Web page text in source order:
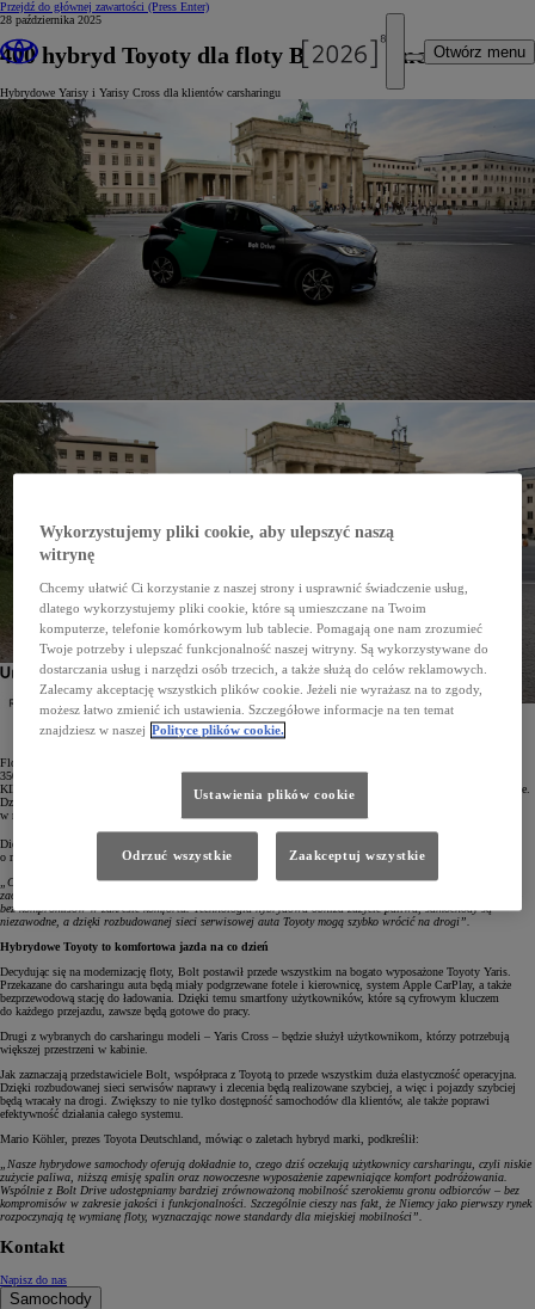
Przejdź do głównej zawartości (Press Enter)
Otwórz menu
28 października 2025
400 hybryd Toyoty dla floty Bolt w Niemczech
Hybrydowe Yarisy i Yarisy Cross dla klientów carsharingu
Firma Bolt odświeża swoją flotę pojazdów carsharingowych w Niemczech, wybierając oszczędne
i niezawodne hybrydy Toyoty. Klienci zyskają dostęp do aż 400 nowych Yarisów i Yarisów Cross.
Flota carsharingowa firmy Bolt w Niemczech zyska aż 400 nowych pojazdów hybrydowych marki Toyota –
350 Yarisów oraz 50 Yarisów Cross. Samochody te będą finansowane w ramach 24-miesięcznego Leasingu
KINTO. Miejskie bestsellery będą dostarczane etapami i na bieżąco wdrażane do oferty carsharingu Bolt Drive.
Dzięki niezawodnym i trwałym hybrydom Toyoty Bolt będzie w stanie obniżyć średnie zużycie paliwa
w niemieckiej flocie o około 35%, przy jednoczesnej redukcji emisji CO
2
Diego Ramirez-Gölz, Regional General Manager Bolt Drive Central Europe, tak uzasadniał decyzję
o modernizacji floty:
„Carsharing opiera się na efektywności i zrównoważonym podejściu. Dzięki partnerstwu z Toyotą możemy
zaoferować naszym użytkownikom większą przyjemność z jazdy przy mniejszym obciążeniu dla środowiska –
bez kompromisów w zakresie komfortu. Technologia hybrydowa obniża zużycie paliwa, samochody są
niezawodne, a dzięki rozbudowanej sieci serwisowej auta Toyoty mogą szybko wrócić na drogi”.
Hybrydowe Toyoty to komfortowa jazda na co dzień
Decydując się na modernizację floty, Bolt postawił przede wszystkim na bogato wyposażone Toyoty Yaris.
Przekazane do carsharingu auta będą miały podgrzewane fotele i kierownicę, system Apple CarPlay, a także
bezprzewodową stację do ładowania. Dzięki temu smartfony użytkowników, które są cyfrowym kluczem
do każdego przejazdu, zawsze będą gotowe do pracy.
Drugi z wybranych do carsharingu modeli – Yaris Cross – będzie służył użytkownikom, którzy potrzebują
większej przestrzeni w kabinie.
Jak zaznaczają przedstawiciele Bolt, współpraca z Toyotą to przede wszystkim duża elastyczność operacyjna.
Dzięki rozbudowanej sieci serwisów naprawy i zlecenia będą realizowane szybciej, a więc i pojazdy szybciej
będą wracały na drogi. Zwiększy to nie tylko dostępność samochodów dla klientów, ale także poprawi
efektywność działania całego systemu.
Mario Köhler, prezes Toyota Deutschland, mówiąc o zaletach hybryd marki, podkreślił:
„Nasze hybrydowe samochody oferują dokładnie to, czego dziś oczekują użytkownicy carsharingu, czyli niskie
zużycie paliwa, niższą emisję spalin oraz nowoczesne wyposażenie zapewniające komfort podróżowania.
Wspólnie z Bolt Drive udostępniamy bardziej zrównoważoną mobilność szerokiemu gronu odbiorców – bez
kompromisów w zakresie jakości i funkcjonalności. Szczególnie cieszy nas fakt, że Niemcy jako pierwszy rynek
rozpoczynają tę wymianę floty, wyznaczając nowe standardy dla miejskiej mobilności”.
Kontakt
Napisz do nas
Samochody
Wykorzystujemy pliki cookie, aby ulepszyć naszą
witrynę
Chcemy ułatwić Ci korzystanie z naszej strony i usprawnić świadczenie usług,
dlatego wykorzystujemy pliki cookie, które są umieszczane na Twoim
komputerze, telefonie komórkowym lub tablecie. Pomagają one nam zrozumieć
Twoje potrzeby i ulepszać funkcjonalność naszej witryny. Są wykorzystywane do
dostarczania usług i narzędzi osób trzecich, a także służą do celów reklamowych.
Zalecamy akceptację wszystkich plików cookie. Jeżeli nie wyrażasz na to zgody,
możesz łatwo zmienić ich ustawienia. Szczegółowe informacje na ten temat
znajdziesz w naszej Polityce plików cookie.
Ustawienia plików cookie
Odrzuć wszystkie Zaakceptuj wszystkie